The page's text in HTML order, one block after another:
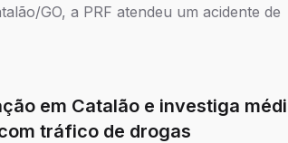
GO, a PRF atendeu um acidente de
em Catalão e investiga
tráfico de drogas